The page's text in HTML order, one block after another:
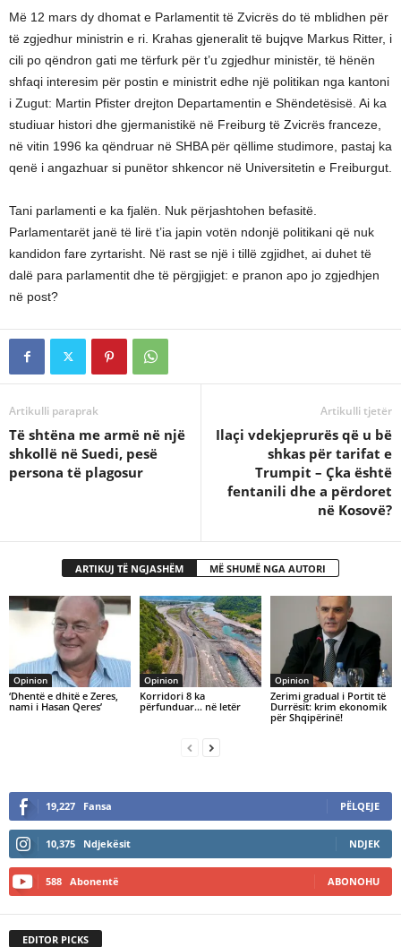
Më 12 mars dy dhomat e Parlamentit të Zvicrës do të mblidhen për
të zgjedhur ministrin e ri. Krahas gjeneralit të bujqve Markus Ritter, i
cili po qëndron gati me tërfurk për t’u zgjedhur ministër, të hënën
shfaqi interesim për postin e ministrit edhe një politikan nga kantoni
i Zugut: Martin Pfister drejton Departamentin e Shëndetësisë. Ai ka
studiuar histori dhe gjermanistikë në Freiburg të Zvicrës franceze,
në vitin 1996 ka qëndruar në SHBA për qëllime studimore, pastaj ka
qenë i angazhuar si punëtor shkencor në Universitetin e Freiburgut.
Tani parlamenti e ka fjalën. Nuk përjashtohen befasitë.
Parlamentarët janë të lirë t’ia japin votën ndonjë politikani që nuk
kandidon fare zyrtarisht. Në rast se një i tillë zgjidhet, ai duhet të
dalë para parlamentit dhe të përgjigjet: e pranon apo jo zgjedhjen
në post?
Artikulli paraprak
Të shtëna me armë në një
shkollë në Suedi, pesë
persona të plagosur
Artikulli tjetër
Ilaçi vdekjeprurës që u bë
shkas për tarifat e
Trumpit – Çka është
fentanili dhe a përdoret
në Kosovë?
ARTIKUJ TË NGJASHËM MË SHUMË NGA AUTORI
Opinion
‘Dhentë e dhitë e Zeres,
nami i Hasan Qeres’
Opinion
Korridori 8 ka
përfunduar… në letër
Opinion
Zerimi gradual i Portit të
Durrësit: krim ekonomik
për Shqipërinë!
19,227 Fansa PËLQEJE
10,375 Ndjekësit NDJEK
588 Abonentë ABONOHU
EDITOR PICKS